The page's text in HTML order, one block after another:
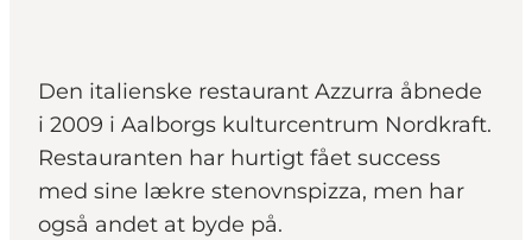
Den italienske restaurant Azzurra åbnede
i 2009 i Aalborgs kulturcentrum Nordkraft.
Restauranten har hurtigt fået success
med sine lækre stenovnspizza, men har
også andet at byde på.